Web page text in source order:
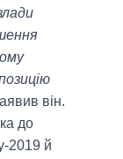
він.
до
2019 й